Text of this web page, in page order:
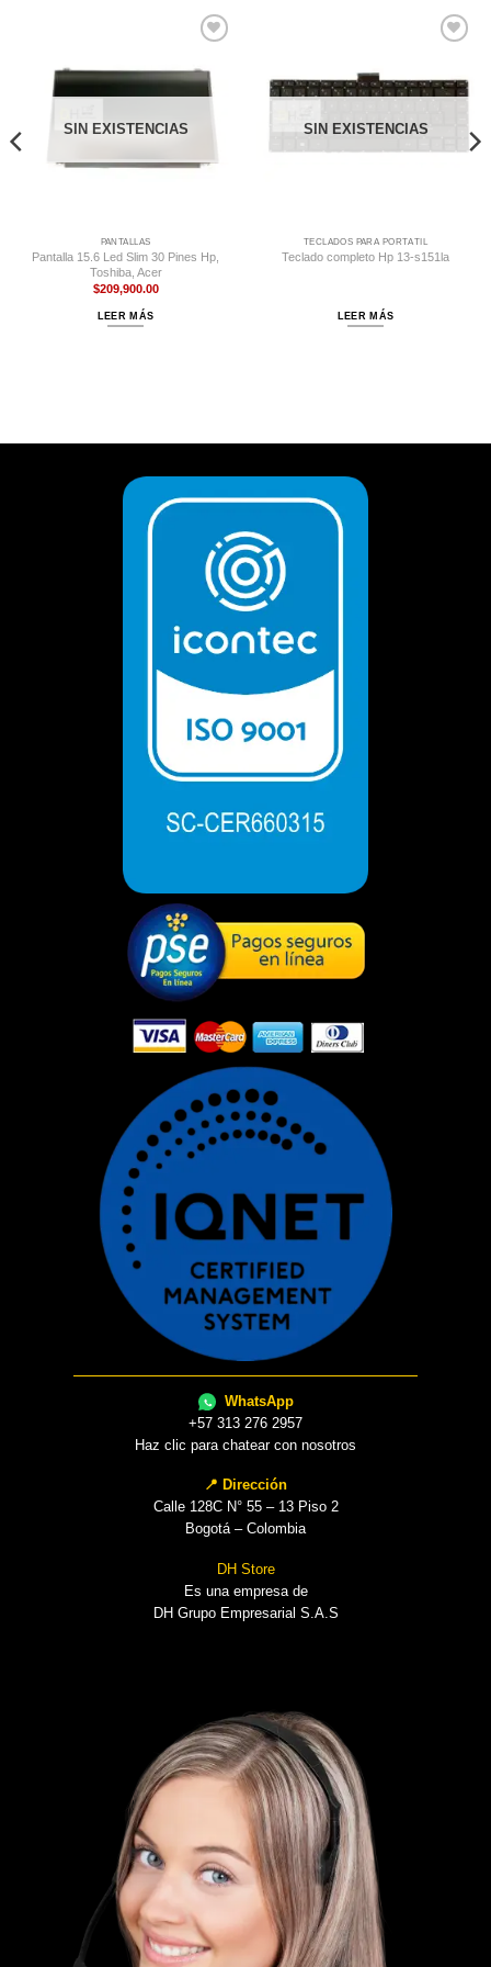
SIN EXISTENCIAS
PANTALLAS
Pantalla 15.6 Led Slim 30 Pines Hp,
Toshiba, Acer
$209,900.00
LEER MÁS
SIN EXISTENCIAS
TECLADOS PARA PORTÁTIL
Teclado completo Hp 13-s151la
LEER MÁS
WhatsApp
+57 313 276 2957
Haz clic para chatear con nosotros
📍 Dirección
Calle 128C N° 55 – 13 Piso 2
Bogotá – Colombia
DH Store
Es una empresa de
DH Grupo Empresarial S.A.S